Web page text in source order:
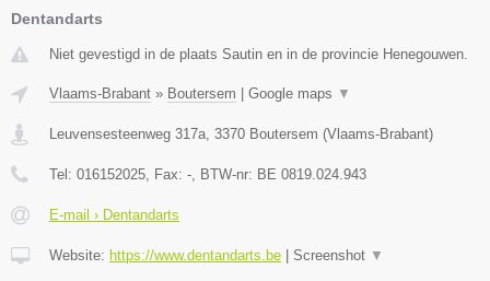
Dentandarts
Niet gevestigd in de plaats Sautin en in de provincie Henegouwen.
Vlaams-Brabant » Boutersem | Google maps ▼
Leuvensesteenweg 317a 3370 Boutersem (Vlaams-Brabant)
Tel: 016152025 , Fax: - , BTW-nr: BE 0819.024.943
E-mail › Dentandarts
Website: https://www.dentandarts.be | Screenshot ▼